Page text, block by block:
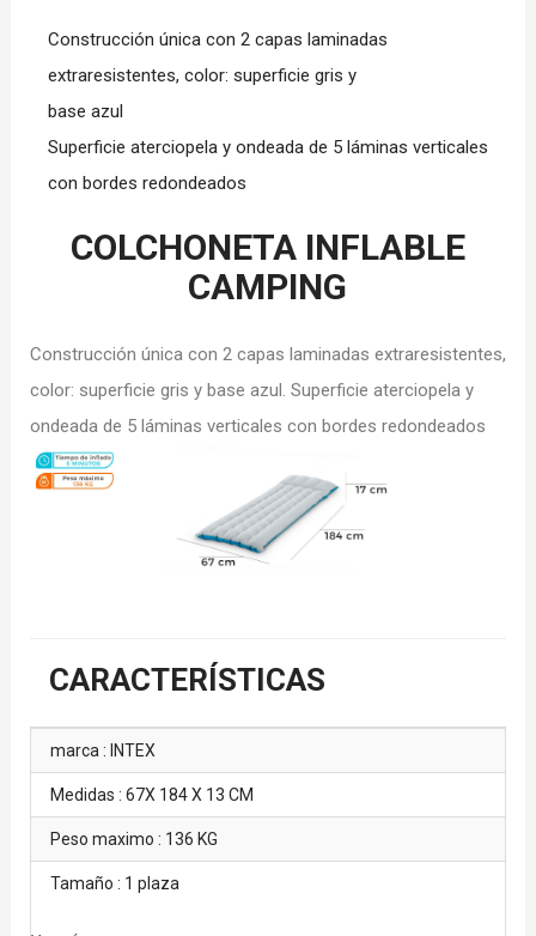
Construcción única con 2 capas laminadas
extraresistentes, color: superficie gris y
base azul
Superficie aterciopela y ondeada de 5 láminas verticales
con bordes redondeados
COLCHONETA INFLABLE
CAMPING
Construcción única con 2 capas laminadas extraresistentes,
color: superficie gris y base azul. Superficie aterciopela y
ondeada de 5 láminas verticales con bordes redondeados
CARACTERÍSTICAS
marca : INTEX
Medidas : 67X 184 X 13 CM
Peso maximo : 136 KG
Tamaño : 1 plaza